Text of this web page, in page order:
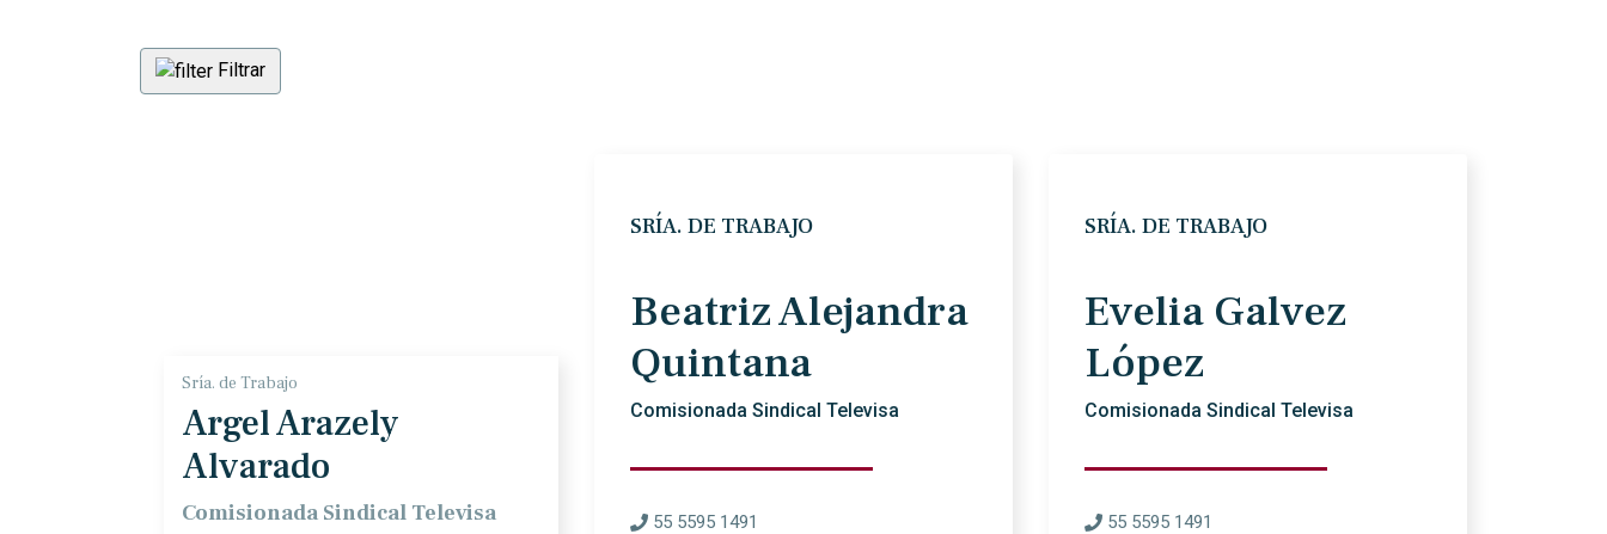
Filtrar
Sría. de Trabajo
Argel Arazely
Alvarado
Comisionada Sindical Televisa
SRÍA. DE TRABAJO
Beatriz Alejandra
Quintana
Comisionada Sindical Televisa
55 5595 1491
SRÍA. DE TRABAJO
Evelia Galvez
López
Comisionada Sindical Televisa
55 5595 1491